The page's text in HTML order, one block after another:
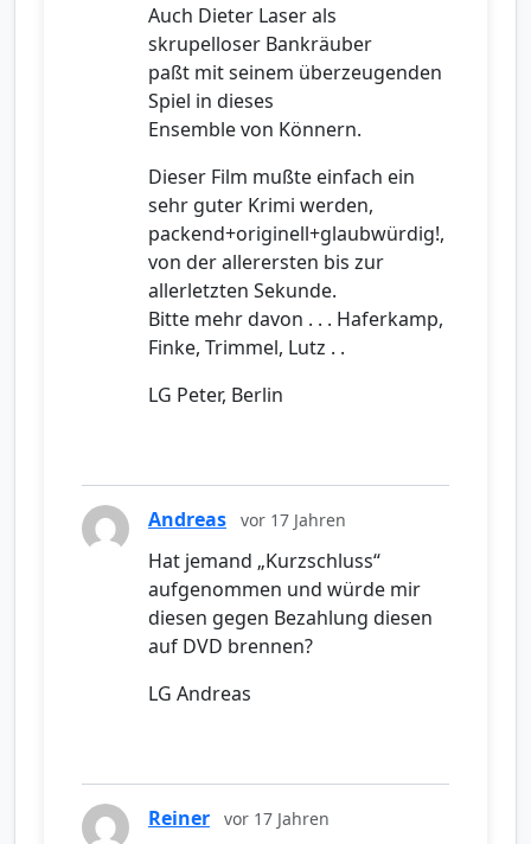
Auch Dieter Laser als
skrupelloser Bankräuber
paßt mit seinem überzeugenden
Spiel in dieses
Ensemble von Könnern.
Dieser Film mußte einfach ein
sehr guter Krimi werden,
packend+originell+glaubwürdig!,
von der allerersten bis zur
allerletzten Sekunde.
Bitte mehr davon . . . Haferkamp,
Finke, Trimmel, Lutz . .
LG Peter, Berlin
Andreas vor 17 Jahren
Hat jemand „Kurzschluss“
aufgenommen und würde mir
diesen gegen Bezahlung diesen
auf DVD brennen?
LG Andreas
Reiner vor 17 Jahren